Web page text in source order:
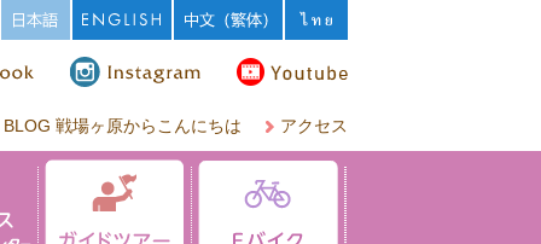
BLOG 戦場ヶ原からこんにちは アクセス